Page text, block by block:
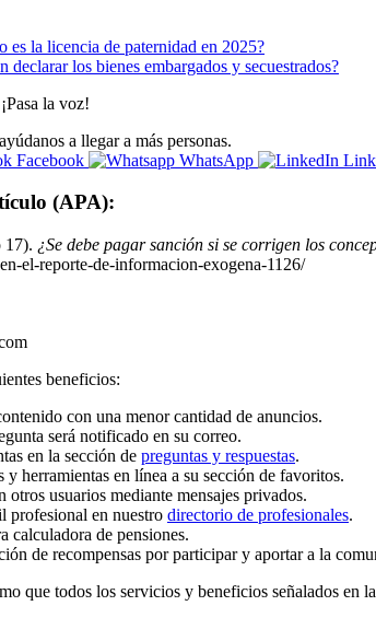
es la licencia de paternidad en 2025?
declarar los bienes embargados y secuestrados?
la voz!
a llegar a más personas.
Facebook WhatsApp
(APA):
17). ¿Se debe pagar sanción si se corrigen los
el-reporte-de-informacion-exogena-1126/
beneficios:
con una menor cantidad de anuncios.
será notificado en su correo.
en la sección de preguntas y respuestas.
y herramientas en línea a su sección de favoritos.
otros usuarios mediante mensajes privados.
profesional en nuestro directorio de profesionales.
calculadora de pensiones.
de recompensas por participar y aportar a la
que todos los servicios y beneficios señalados en